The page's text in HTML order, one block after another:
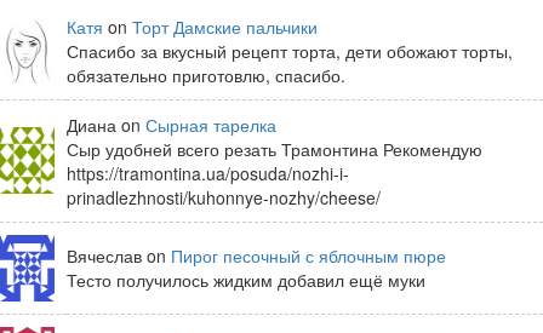
Катя on Торт Дамские пальчики
Спасибо за вкусный рецепт торта, дети обожают торты,
обязательно приготовлю, спасибо.
Диана on Сырная тарелка
Сыр удобней всего резать Трамонтина Рекомендую
https://tramontina.ua/posuda/nozhi-i-
prinadlezhnosti/kuhonnye-nozhy/cheese/
Вячеслав on Пирог песочный с яблочным пюре
Тесто получилось жидким добавил ещё муки